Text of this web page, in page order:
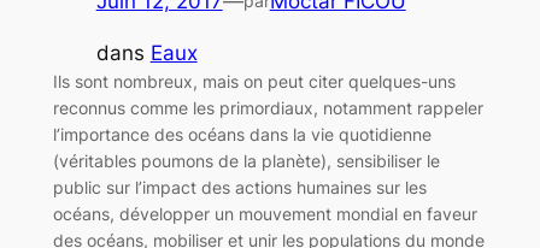
dans Eaux
Ils sont nombreux, mais on peut citer quelques-uns
reconnus comme les primordiaux, notamment rappeler
l’importance des océans dans la vie quotidienne
(véritables poumons de la planète), sensibiliser le
public sur l’impact des actions humaines sur les
océans, développer un mouvement mondial en faveur
des océans, mobiliser et unir les populations du monde